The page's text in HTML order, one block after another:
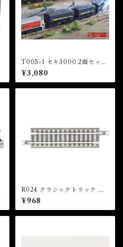
T005-1 セキ3000 2両セット
(Seki 3000 2Cars Set)
¥3,080
R024 クラシックトラック 直
線レール 55mm(2本入) (CLA
SSIC TRACK Straight Trac
k 55mm x 2 pcs (With Pow
¥968